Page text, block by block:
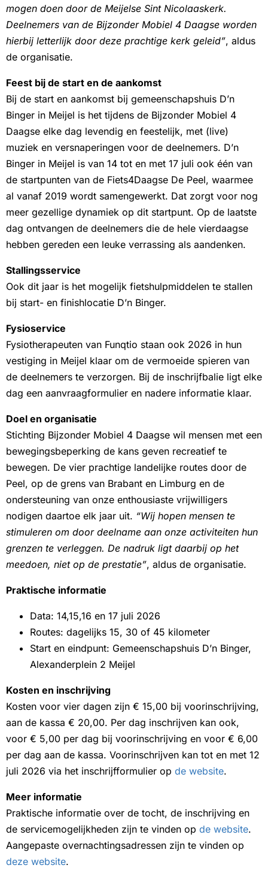
mogen doen door de Meijelse Sint Nicolaaskerk.
Deelnemers van de Bijzonder Mobiel 4 Daagse worden
hierbij letterlijk door deze prachtige kerk geleid”, aldus
de organisatie.
Feest bij de start en de aankomst
Bij de start en aankomst bij gemeenschapshuis D’n
Binger in Meijel is het tijdens de Bijzonder Mobiel 4
Daagse elke dag levendig en feestelijk, met (live)
muziek en versnaperingen voor de deelnemers. D’n
Binger in Meijel is van 14 tot en met 17 juli ook één van
de startpunten van de Fiets4Daagse De Peel, waarmee
al vanaf 2019 wordt samengewerkt. Dat zorgt voor nog
meer gezellige dynamiek op dit startpunt. Op de laatste
dag ontvangen de deelnemers die de hele vierdaagse
hebben gereden een leuke verrassing als aandenken.
Stallingsservice
Ook dit jaar is het mogelijk fietshulpmiddelen te stallen
bij start- en finishlocatie D’n Binger.
Fysioservice
Fysiotherapeuten van Funqtio staan ook 2026 in hun
vestiging in Meijel klaar om de vermoeide spieren van
de deelnemers te verzorgen. Bij de inschrijfbalie ligt elke
dag een aanvraagformulier en nadere informatie klaar.
Doel en organisatie
Stichting Bijzonder Mobiel 4 Daagse wil mensen met een
bewegingsbeperking de kans geven recreatief te
bewegen. De vier prachtige landelijke routes door de
Peel, op de grens van Brabant en Limburg en de
ondersteuning van onze enthousiaste vrijwilligers
nodigen daartoe elk jaar uit. “Wij hopen mensen te
stimuleren om door deelname aan onze activiteiten hun
grenzen te verleggen. De nadruk ligt daarbij op het
meedoen, niet op de prestatie”, aldus de organisatie.
Praktische informatie
Data: 14,15,16 en 17 juli 2026
Routes: dagelijks 15, 30 of 45 kilometer
Start en eindpunt: Gemeenschapshuis D’n Binger,
Alexanderplein 2 Meijel
Kosten en inschrijving
Kosten voor vier dagen zijn € 15,00 bij voorinschrijving,
aan de kassa € 20,00. Per dag inschrijven kan ook,
voor € 5,00 per dag bij voorinschrijving en voor € 6,00
per dag aan de kassa. Voorinschrijven kan tot en met 12
juli 2026 via het inschrijfformulier op de website.
Meer informatie
Praktische informatie over de tocht, de inschrijving en
de servicemogelijkheden zijn te vinden op de website.
Aangepaste overnachtingsadressen zijn te vinden op
deze website.